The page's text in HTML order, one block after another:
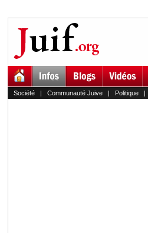
Société| Communauté Juive| Politique|